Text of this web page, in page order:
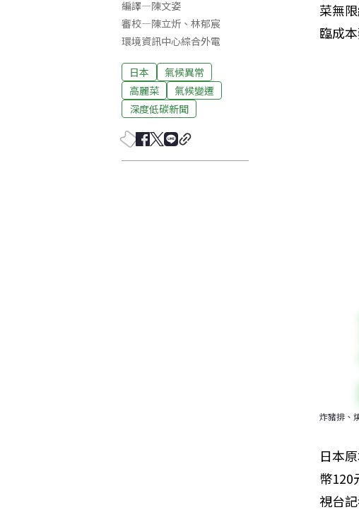
編譯—陳文姿
審校—陳立炘 、 林郁宸
環境資訊中心綜合外電
日本
氣候異常
高麗菜
氣候變遷
深度低碳新聞
菜無
臨成
炸豬排、
日本
幣120
視台